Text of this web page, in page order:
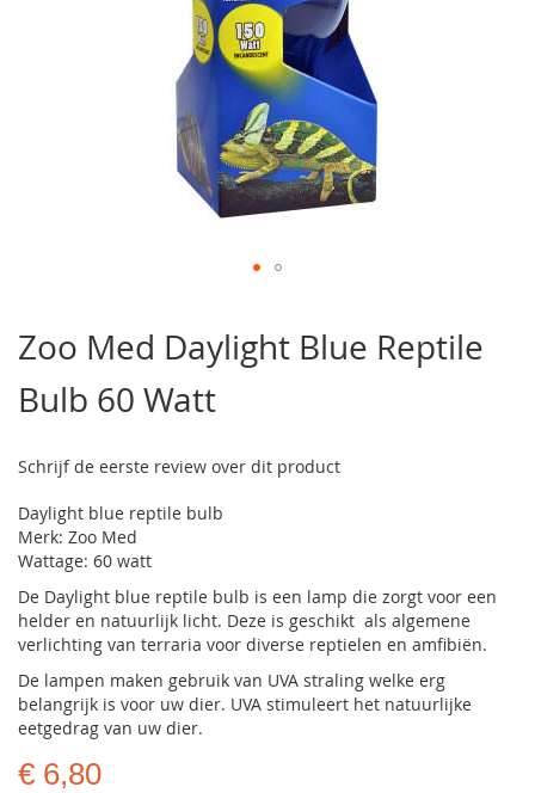
het
begin
van
de
gallerij
Zoo Med Daylight Blue Reptile
Bulb 60 Watt
Schrijf de eerste review over dit product
Daylight blue reptile bulb
Merk: Zoo Med
Wattage: 60 watt
De Daylight blue reptile bulb is een lamp die zorgt voor een
helder en natuurlijk licht. Deze is geschikt als algemene
verlichting van terraria voor diverse reptielen en amfibiën.
De lampen maken gebruik van UVA straling welke erg
belangrijk is voor uw dier. UVA stimuleert het natuurlijke
eetgedrag van uw dier.
€ 6,80